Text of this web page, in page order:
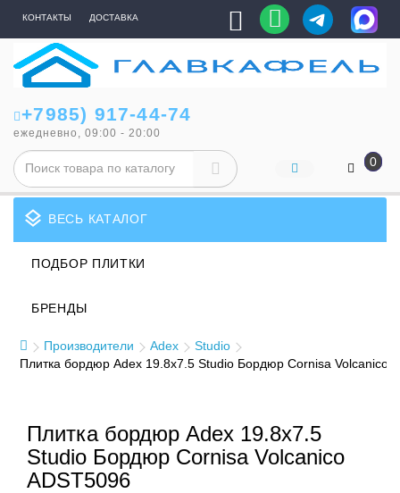
КОНТАКТЫ ДОСТАВКА
+7985) 917-44-74
ежедневно, 09:00 - 20:00
0
layers ВЕСЬ КАТАЛОГ
ПОДБОР ПЛИТКИ
БРЕНДЫ
Производители Adex
Studio
Плитка бордюр Adex 19.8x7.5 Studio Бордюр Cornisa Volcanico
Плитка бордюр Adex 19.8x7.5
Studio Бордюр Cornisa Volcanico
ADST5096